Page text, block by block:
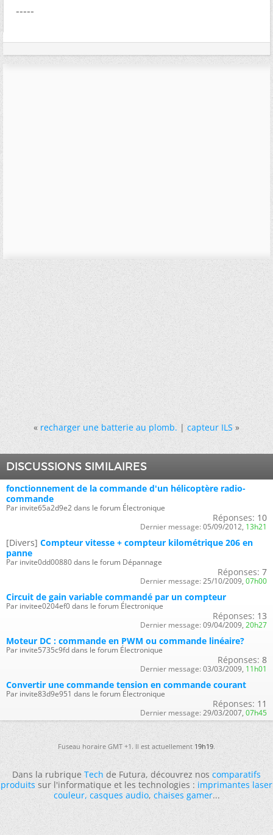
-----
« recharger une batterie au plomb.|capteur ILS »
DISCUSSIONS SIMILAIRES
fonctionnement de la commande d'un hélicoptère radio-
commande
Par invite65a2d9e2 dans le forum Électronique
Réponses: 10
Dernier message: 05/09/2012, 13h21
[Divers] Compteur vitesse + compteur kilométrique 206 en
panne
Par invite0dd00880 dans le forum Dépannage
Réponses: 7
Dernier message: 25/10/2009, 07h00
Circuit de gain variable commandé par un compteur
Par invitee0204ef0 dans le forum Électronique
Réponses: 13
Dernier message: 09/04/2009, 20h27
Moteur DC : commande en PWM ou commande linéaire?
Par invite5735c9fd dans le forum Électronique
Réponses: 8
Dernier message: 03/03/2009, 11h01
Convertir une commande tension en commande courant
Par invite83d9e951 dans le forum Électronique
Réponses: 11
Dernier message: 29/03/2007, 07h45
Fuseau horaire GMT +1. Il est actuellement19h19.
Dans la rubriqueTechde Futura, découvrez noscomparatifs
produitssur l'informatique et les technologies :imprimantes laser
couleur,casques audio,chaises gamer...